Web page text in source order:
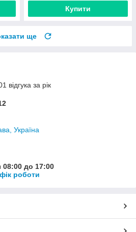
Купити
ще
відгука за рік
Україна
08:00 до 17:00
роботи